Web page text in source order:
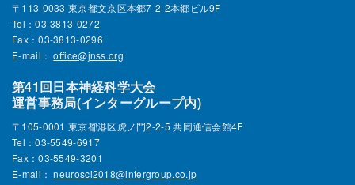
〒113-0033 東京都文京区本郷7-2-2本郷ビル9F
Tel：03-3813-0272
Fax：03-3813-0296
E-mail：office@jnss.org
第41回日本神経科学大会
運営事務局(インターグループ内)
〒105-0001 東京都港区虎ノ門2-2-5 共同通信会館4F
Tel：03-5549-6917
Fax：03-5549-3201
E-mail：neurosci2018@intergroup.co.jp